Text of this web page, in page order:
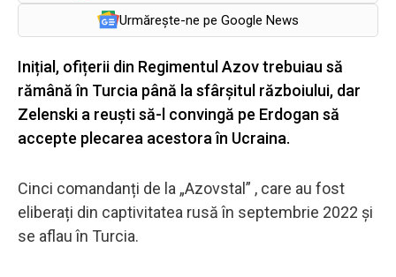
Urmărește-ne pe Google News
Inițial, ofițerii din Regimentul Azov trebuiau să
rămână în Turcia până la sfârșitul războiului, dar
Zelenski a reuști să-l convingă pe Erdogan să
accepte plecarea acestora în Ucraina.
Cinci comandanți de la „Azovstal” , care au fost
eliberați din captivitatea rusă în septembrie 2022 și
se aflau în Turcia.